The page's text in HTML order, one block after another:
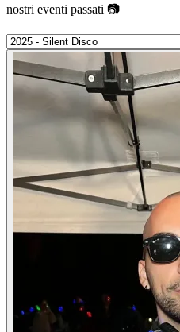
nostri eventi passati 📷